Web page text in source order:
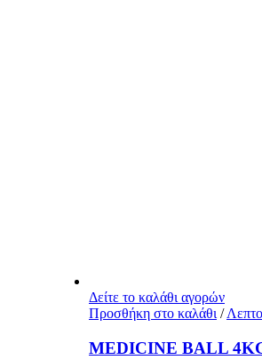
Δείτε το καλάθι αγορών
Προσθήκη στο καλάθι /
MEDICINE BALL